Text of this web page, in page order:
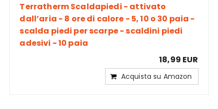
Terratherm Scaldapiedi - attivato
dall’aria - 8 ore di calore - 5, 10 o 30 paia -
scalda piedi per scarpe - scaldini piedi
adesivi - 10 paia
18,99 EUR
Acquista su Amazon